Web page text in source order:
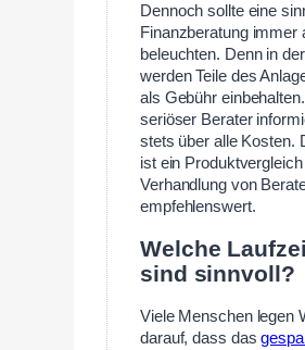
Dennoch sollte eine
Finanzberatung immer
beleuchten. Denn in
werden Teile des
als Gebühr
seriöser Berater
stets über alle Kosten.
ist ein
Verhandlung von
empfehlenswert.
Welche
sind sinnvoll?
Viele Menschen legen
darauf, dass das